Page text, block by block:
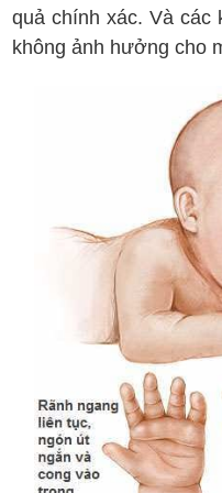
quả chính xác. Và các
không ảnh hưởng cho